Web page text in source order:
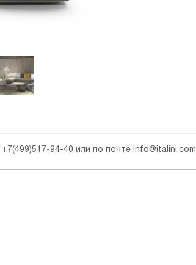
+7(499)517-94-40 или по почте info@italini.com